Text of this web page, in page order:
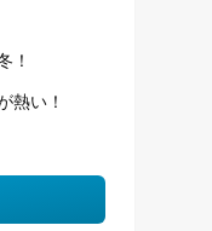
！
熱い！